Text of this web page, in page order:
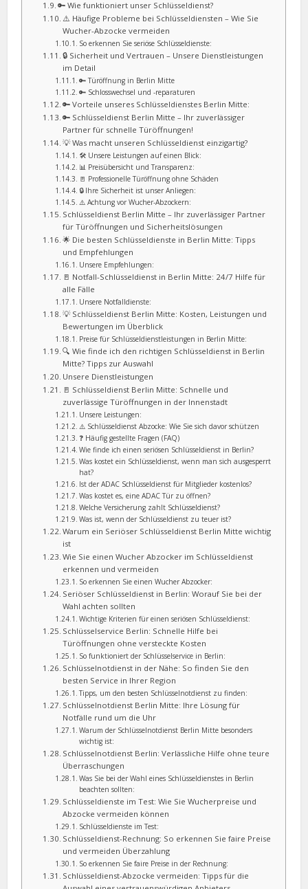
🔑 Wie funktioniert unser Schlüsseldienst?
⚠️ Häufige Probleme bei Schlüsseldiensten – Wie Sie
Wucher-Abzocke vermeiden
So erkennen Sie seriöse Schlüsseldienste:
🔒 Sicherheit und Vertrauen – Unsere Dienstleistungen
im Detail
🔑 Türöffnung in Berlin Mitte
🔑 Schlosswechsel und -reparaturen
🔑 Vorteile unseres Schlüsseldienstes Berlin Mitte:
🔑 Schlüsseldienst Berlin Mitte – Ihr zuverlässiger
Partner für schnelle Türöffnungen!
💡 Was macht unseren Schlüsseldienst einzigartig?
🛠️ Unsere Leistungen auf einen Blick:
📊 Preisübersicht und Transparenz:
🚪 Professionelle Türöffnung ohne Schäden
🔒 Ihre Sicherheit ist unser Anliegen:
⚠️ Achtung vor Wucher-Abzockern:
Schlüsseldienst Berlin Mitte – Ihr zuverlässiger Partner
für Türöffnungen und Sicherheitslösungen
🌟 Die besten Schlüsseldienste in Berlin Mitte: Tipps
und Empfehlungen
Unsere Empfehlungen:
🚪 Notfall-Schlüsseldienst in Berlin Mitte: 24/7 Hilfe für
alle Fälle
Unsere Notfalldienste:
💡 Schlüsseldienst Berlin Mitte: Kosten, Leistungen und
Bewertungen im Überblick
Preise für Schlüsseldienstleistungen in Berlin Mitte:
🔍 Wie finde ich den richtigen Schlüsseldienst in Berlin
Mitte? Tipps zur Auswahl
Unsere Dienstleistungen
🚪 Schlüsseldienst Berlin Mitte: Schnelle und
zuverlässige Türöffnungen in der Innenstadt
Unsere Leistungen:
⚠️ Schlüsseldienst Abzocke: Wie Sie sich davor schützen
❓ Häufig gestellte Fragen (FAQ)
Wie finde ich einen seriösen Schlüsseldienst in Berlin?
Was kostet ein Schlüsseldienst, wenn man sich ausgesperrt
hat?
Ist der ADAC Schlüsseldienst für Mitglieder kostenlos?
Was kostet es, eine ADAC Tür zu öffnen?
Welche Versicherung zahlt Schlüsseldienst?
Was ist, wenn der Schlüsseldienst zu teuer ist?
Warum ein Seriöser Schlüsseldienst Berlin Mitte wichtig
ist
Wie Sie einen Wucher Abzocker im Schlüsseldienst
erkennen und vermeiden
So erkennen Sie einen Wucher Abzocker:
Seriöser Schlüsseldienst in Berlin: Worauf Sie bei der
Wahl achten sollten
Wichtige Kriterien für einen seriösen Schlüsseldienst:
Schlüsselservice Berlin: Schnelle Hilfe bei
Türöffnungen ohne versteckte Kosten
So funktioniert der Schlüsselservice in Berlin:
Schlüsselnotdienst in der Nähe: So finden Sie den
besten Service in Ihrer Region
Tipps, um den besten Schlüsselnotdienst zu finden:
Schlüsselnotdienst Berlin Mitte: Ihre Lösung für
Notfälle rund um die Uhr
Warum der Schlüsselnotdienst Berlin Mitte besonders
wichtig ist:
Schlüsselnotdienst Berlin: Verlässliche Hilfe ohne teure
Überraschungen
Was Sie bei der Wahl eines Schlüsseldienstes in Berlin
beachten sollten:
Schlüsseldienste im Test: Wie Sie Wucherpreise und
Abzocke vermeiden können
Schlüsseldienste im Test:
Schlüsseldienst-Rechnung: So erkennen Sie faire Preise
und vermeiden Überzahlung
So erkennen Sie faire Preise in der Rechnung:
Schlüsseldienst-Abzocke vermeiden: Tipps für die